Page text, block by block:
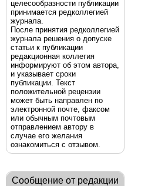
целесообразности публикации
принимается редколлегией
журнала.
После принятия редколлегией
журнала решения о допуске
статьи к публикации
редакционная коллегия
информируют об этом автора,
и указывает сроки
публикации. Текст
положительной рецензии
может быть направлен по
электронной почте, факсом
или обычным почтовым
отправлением автору в
случае его желания
ознакомиться с отзывом.
Сообщение от редакции